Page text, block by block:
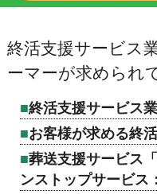
終活支援サービス
ーマーが求められ
終活支援サービス
お客様が求める終
葬送支援サービス
ンストップサービス